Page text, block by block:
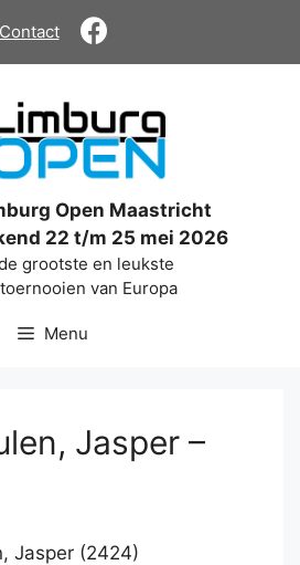
Contact
Open Maastricht
22 t/m 25 mei 2026
grootste en leukste
van Europa
Menu
Jasper –
Jasper (2424)